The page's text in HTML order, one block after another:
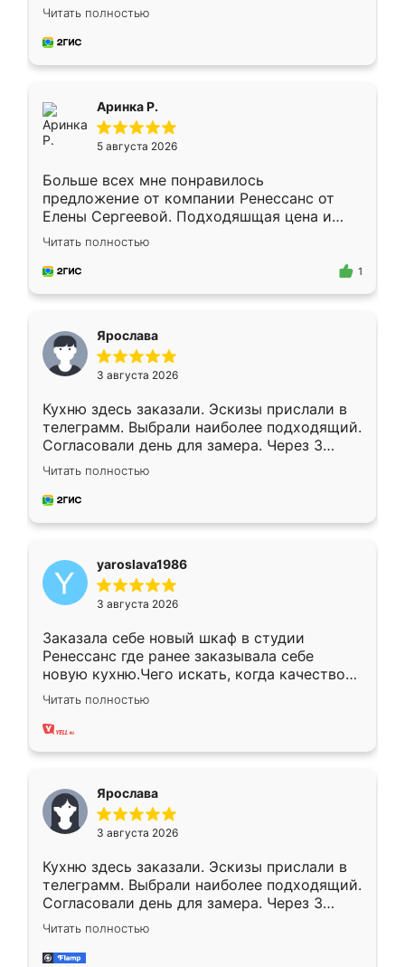
Замерщик приехал в субботу, подошёл к
делу со всей ответственностью. Собрали
за день, ребята работали аккуратно, даже
Читать полностью
Аринка Р.
5 августа 2026
Больше всех мне понравилось
предложение от компании Ренессанс от
Елены Сергеевой. Подходяшщая цена и
короткие сроки изготовления. Приехавший
для замера сотрудник Владислав
предложил по моему эскизу самый
Читать полностью
1
Ярослава
3 августа 2026
Кухню здесь заказали. Эскизы прислали в
телеграмм. Выбрали наиболее подходящий.
Согласовали день для замера. Через 3
недели кухня была уже готова. Остались
довольны работой. Спасибо Ренессанс
мебель за качественную работу!
Читать полностью
yaroslava1986
3 августа 2026
Заказала себе новый шкаф в студии
Ренессанс где ранее заказывала себе
новую кухню.Чего искать, когда качеством
вполне довольна. Служит кухня уже почти
два года, нареканий нет.
Читать полностью
Ярослава
3 августа 2026
Кухню здесь заказали. Эскизы прислали в
телеграмм. Выбрали наиболее подходящий.
Согласовали день для замера. Через 3
недели кухня была уже готова. Остались
довольны работой. Спасибо Ренессанс
мебель за качественную работу!
Читать полностью